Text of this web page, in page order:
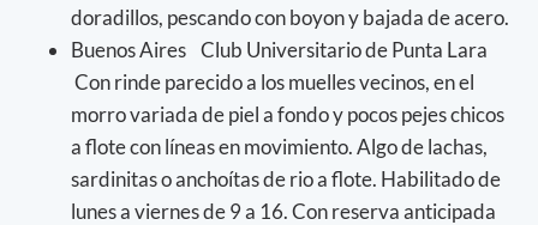
doradillos, pescando con boyon y bajada de acero.
Buenos Aires Club Universitario de Punta Lara
Con rinde parecido a los muelles vecinos, en el
morro variada de piel a fondo y pocos pejes chicos
a flote con líneas en movimiento. Algo de lachas,
sardinitas o anchoítas de rio a flote. Habilitado de
lunes a viernes de 9 a 16. Con reserva anticipada